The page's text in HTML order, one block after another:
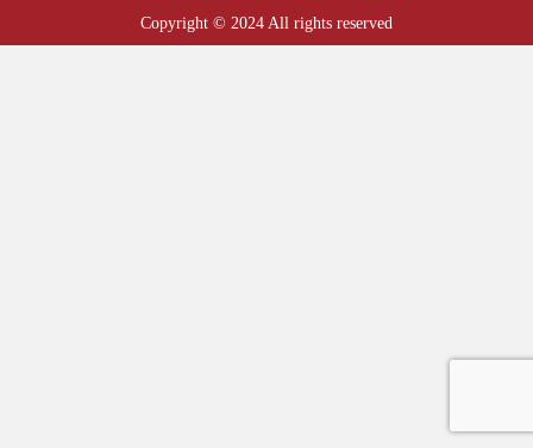
Copyright © 2024 All rights reserved